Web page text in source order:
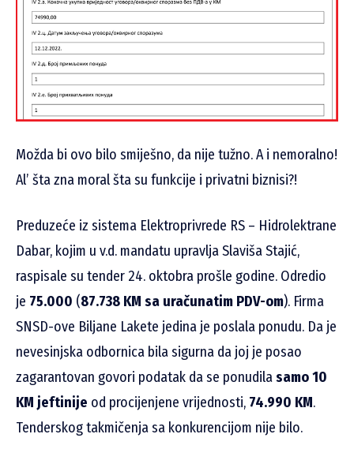
Možda bi ovo bilo smiješno, da nije tužno. A i nemoralno!
Al’ šta zna moral šta su funkcije i privatni biznisi?!
Preduzeće iz sistema Elektroprivrede RS – Hidrolektrane
Dabar, kojim u v.d. mandatu upravlja Slaviša Stajić,
raspisale su tender 24. oktobra prošle godine. Odredio
je 75.000 (87.738 KM sa uračunatim PDV-om). Firma
SNSD-ove Biljane Lakete jedina je poslala ponudu. Da je
nevesinjska odbornica bila sigurna da joj je posao
zagarantovan govori podatak da se ponudilasamo 10
KM jeftinije od procijenjene vrijednosti, 74.990 KM.
Tenderskog takmičenja sa konkurencijom nije bilo.